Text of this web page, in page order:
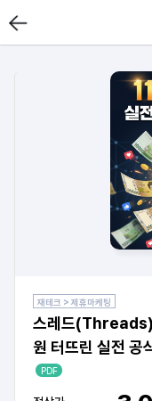
재테크 > 제휴마케팅
스레드(Threads)
원 터뜨린 실전 공
PDF